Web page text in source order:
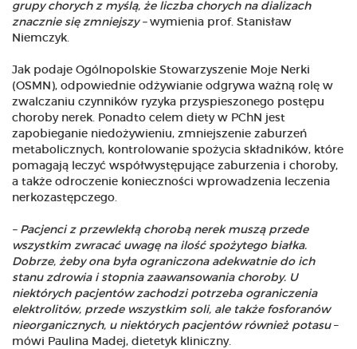
grupy chorych z myślą, że liczba chorych na dializach
znacznie się zmniejszy –wymienia prof. Stanisław
Niemczyk.
Jak podaje Ogólnopolskie Stowarzyszenie Moje Nerki
(OSMN), odpowiednie odżywianie odgrywa ważną rolę w
zwalczaniu czynników ryzyka przyspieszonego postępu
choroby nerek. Ponadto celem diety w PChN jest
zapobieganie niedożywieniu, zmniejszenie zaburzeń
metabolicznych, kontrolowanie spożycia składników, które
pomagają leczyć współwystępujące zaburzenia i choroby,
a także odroczenie konieczności wprowadzenia leczenia
nerkozastępczego.
– Pacjenci z przewlekłą chorobą nerek muszą przede
wszystkim zwracać uwagę na ilość spożytego białka.
Dobrze, żeby ona była ograniczona adekwatnie do ich
stanu zdrowia i stopnia zaawansowania choroby. U
niektórych pacjentów zachodzi potrzeba ograniczenia
elektrolitów, przede wszystkim soli, ale także fosforanów
nieorganicznych, u niektórych pacjentów również potasu–
mówi Paulina Madej, dietetyk kliniczny.